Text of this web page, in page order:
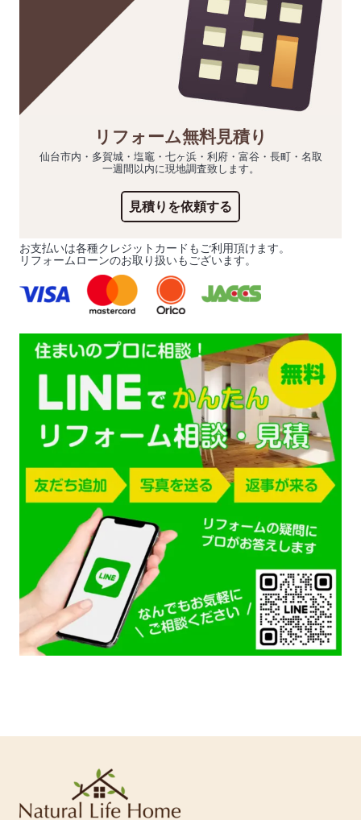
リフォーム無料見積り
仙台市内・多賀城・塩竈・七ヶ浜・利府・富谷・長町・名取
一週間以内に現地調査致します。
見積りを依頼する
お支払いは各種クレジットカードもご利用頂けます。
リフォームローンのお取り扱いもございます。